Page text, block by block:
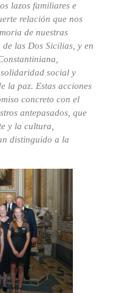
lazos familiares e
relación que nos
de nuestras
las Dos Sicilias, y en
solidaridad social y
la paz. Estas acciones
concreto con el
antepasados, que
y la cultura,
distinguido a la